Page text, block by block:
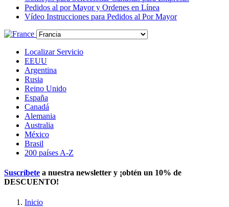
Pedidos al por Mayor y Ordenes en Línea
Vídeo Instrucciones para Pedidos al Por Mayor
Localizar Servicio
EEUU
Argentina
Rusia
Reino Unido
España
Canadá
Alemania
Australia
México
Brasil
200 países A-Z
Suscríbete a nuestra newsletter y ¡obtén un 10% de
DESCUENTO!
Inicio